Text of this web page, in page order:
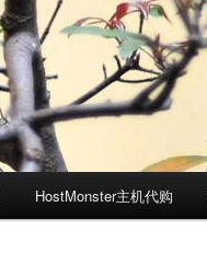
HostMonster主机代购